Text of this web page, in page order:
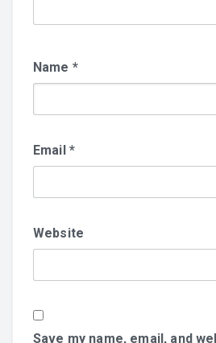
Name *
Email *
Website
Save my name, email, and